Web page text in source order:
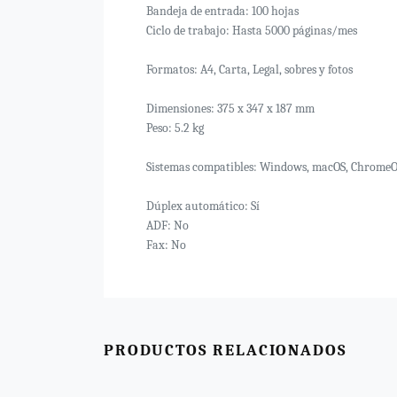
Bandeja de entrada: 100 hojas
Ciclo de trabajo: Hasta 5000 páginas/mes
Formatos: A4, Carta, Legal, sobres y fotos
Dimensiones: 375 x 347 x 187 mm
Peso: 5.2 kg
Sistemas compatibles: Windows, macOS,
Dúplex automático: Sí
ADF: No
Fax: No
PRODUCTOS RELACIONADOS